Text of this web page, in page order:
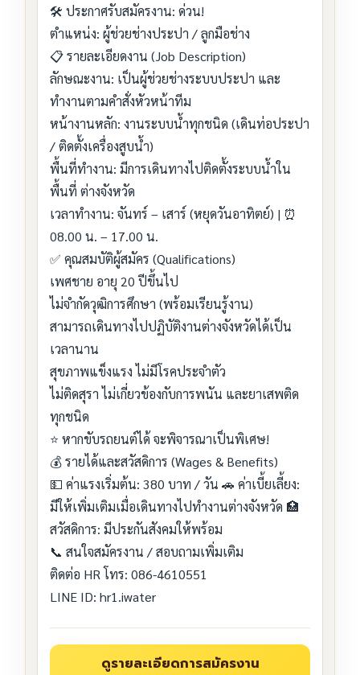
🛠️ ประกาศรับสมัครงาน: ด่วน!
ตำแหน่ง: ผู้ช่วยช่างประปา / ลูกมือช่าง
📋 รายละเอียดงาน (Job Description)
ลักษณะงาน: เป็นผู้ช่วยช่างระบบประปา และ
ทำงานตามคำสั่งหัวหน้าทีม
หน้างานหลัก: งานระบบน้ำทุกชนิด (เดินท่อประปา
/ ติดตั้งเครื่องสูบน้ำ)
พื้นที่ทำงาน: มีการเดินทางไปติดตั้งระบบน้ำใน
พื้นที่ ต่างจังหวัด
เวลาทำงาน: จันทร์ – เสาร์ (หยุดวันอาทิตย์) | ⏰
08.00 น. – 17.00 น.
✅ คุณสมบัติผู้สมัคร (Qualifications)
เพศชาย อายุ 20 ปีขึ้นไป
ไม่จำกัดวุฒิการศึกษา (พร้อมเรียนรู้งาน)
สามารถเดินทางไปปฏิบัติงานต่างจังหวัดได้เป็น
เวลานาน
สุขภาพแข็งแรง ไม่มีโรคประจำตัว
ไม่ติดสุรา ไม่เกี่ยวข้องกับการพนัน และยาเสพติด
ทุกชนิด
⭐ หากขับรถยนต์ได้ จะพิจารณาเป็นพิเศษ!
💰 รายได้และสวัสดิการ (Wages & Benefits)
💵 ค่าแรงเริ่มต้น: 380 บาท / วัน 🚗 ค่าเบี้ยเลี้ยง:
มีให้เพิ่มเติมเมื่อเดินทางไปทำงานต่างจังหวัด 🏥
สวัสดิการ: มีประกันสังคมให้พร้อม
📞 สนใจสมัครงาน / สอบถามเพิ่มเติม
ติดต่อ HR โทร: 086-4610551
LINE ID: hr1.iwater